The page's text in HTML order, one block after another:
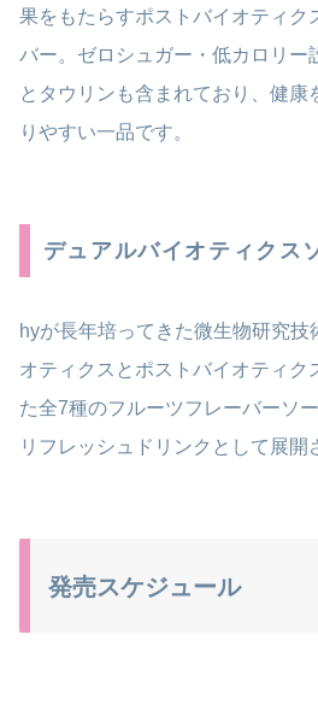
果をもたらすポストバイオティク
バー。ゼロシュガー・低カロリー
とタウリンも含まれており、健康
りやすい一品です。
デュアルバイオティクス
hyが長年培ってきた微生物研究技
オティクスとポストバイオティク
た全7種のフルーツフレーバーソ
リフレッシュドリンクとして展開
発売スケジュール